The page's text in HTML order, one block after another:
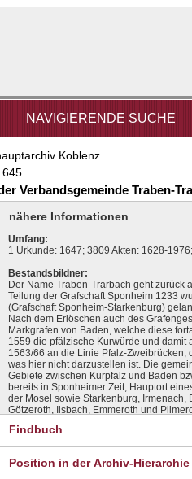
NAVIGIERENDE SUCHE